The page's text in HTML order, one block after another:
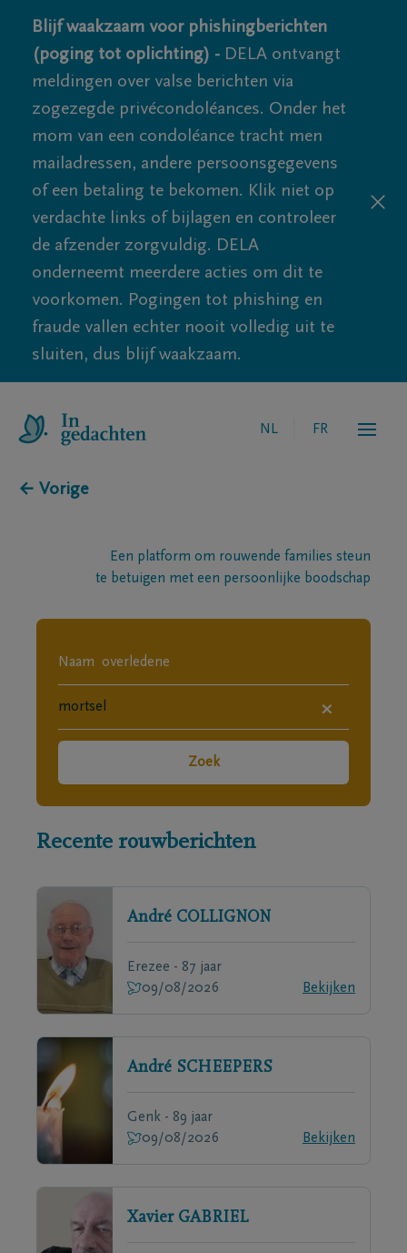
Blijf waakzaam voor phishingberichten
(poging tot oplichting) - DELA ontvangt
meldingen over valse berichten via
zogezegde privécondoléances. Onder het
mom van een condoléance tracht men
mailadressen, andere persoonsgegevens
of een betaling te bekomen. Klik niet op
verdachte links of bijlagen en controleer
de afzender zorgvuldig. DELA
onderneemt meerdere acties om dit te
voorkomen. Pogingen tot phishing en
fraude vallen echter nooit volledig uit te
sluiten, dus blijf waakzaam.
NL FR
← Vorige
Een platform om rouwende families steun
te betuigen met een persoonlijke boodschap
×
Zoek
Recente rouwberichten
André COLLIGNON
Erezee - 87 jaar
09/08/2026
Bekijken
André SCHEEPERS
Genk - 89 jaar
09/08/2026
Bekijken
Xavier GABRIEL